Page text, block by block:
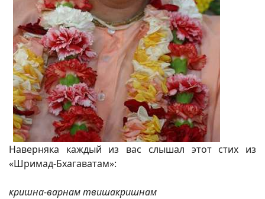
Наверняка каждый из вас слышал этот стих из
«Шримад-Бхагаватам»:
кришна-варнам твишакришнам